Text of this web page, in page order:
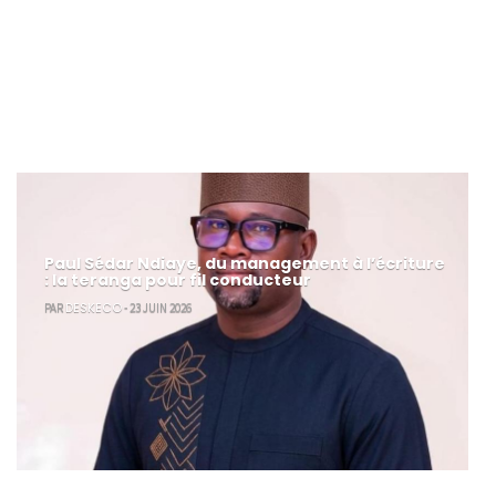
Paul Sédar Ndiaye, du management à l’écriture
: la teranga pour fil conducteur
PAR DESKECO- 23 JUIN 2026